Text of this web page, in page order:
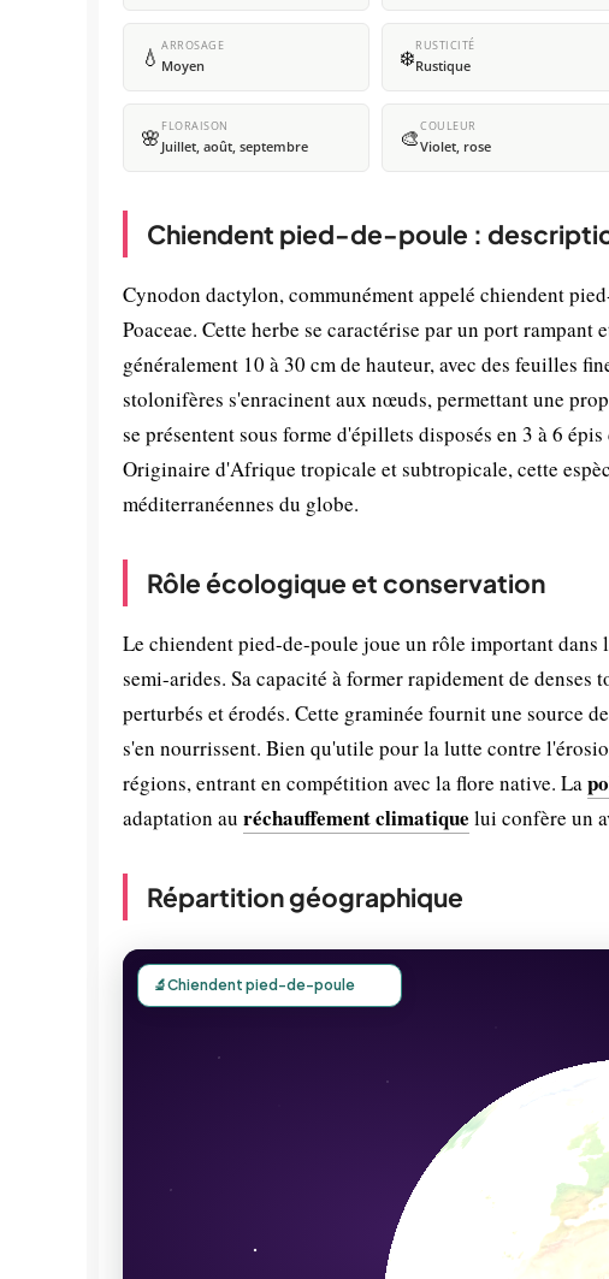
💧 ARROSAGE
Moyen ❄️RUSTICITÉ
Rustique
🌸 FLORAISON
Juillet, août, septembre 🎨COULEUR
Violet, rose
Chiendent pied-de-poule :
Cynodon dactylon, communément appelé chiendent
Poaceae. Cette herbe se caractérise par un port
généralement 10 à 30 cm de hauteur, avec des feuilles
stolonifères s'enracinent aux nœuds, permettant une
se présentent sous forme d'épillets disposés en 3 à 6
Originaire d'Afrique tropicale et subtropicale, cette
méditerranéennes du globe.
Rôle écologique et conservation
Le chiendent pied-de-poule joue un rôle important
semi-arides. Sa capacité à former rapidement de
perturbés et érodés. Cette graminée fournit une source
s'en nourrissent. Bien qu'utile pour la lutte contre
régions, entrant en compétition avec la flore native. La
adaptation au réchauffement climatique lui confère un
Répartition géographique